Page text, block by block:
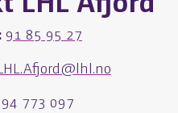
91 85 95 27
773 097